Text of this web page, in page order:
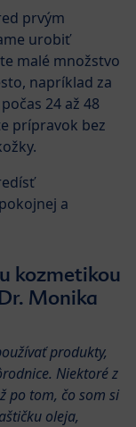
prvým
urobiť
malé množstvo
napríklad za
24 až 48
prípravok bez
a
kozmetikou
Monika
produkty,
Niektoré z
po tom, čo som si
oleja,